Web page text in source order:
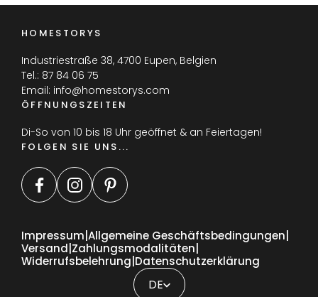
HOMESTORYS
Industriestraße 38, 4700 Eupen, Belgien
Tel.: 87 84 06 75
Email: info@homestorys.com
ÖFFNUNGSZEITEN
Di-So von 10 bis 18 Uhr geöffnet & an Feiertagen!
FOLGEN SIE UNS...
Impressum Allgemeine Geschäftsbedingungen
Versand Zahlungsmodalitäten
Widerrufsbelehrung Datenschutzerklärung
DE
FR
EN